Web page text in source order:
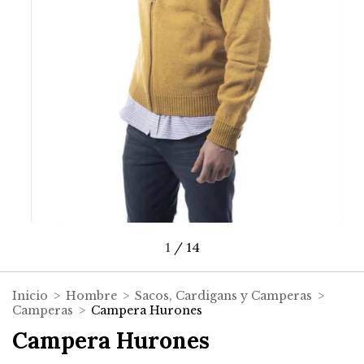
1 / 14
Inicio > Hombre > Sacos, Cardigans y Camperas >
Camperas > Campera Hurones
Campera Hurones